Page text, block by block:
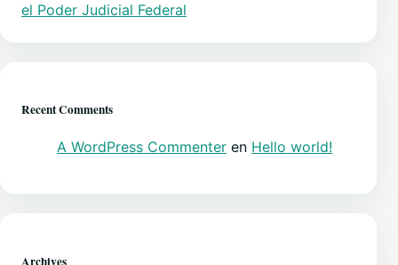
el Poder Judicial Federal
Recent Comments
A WordPress Commenter en Hello world!
Archives